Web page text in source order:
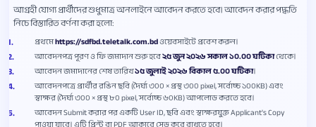
আগ্রহী যোগ্য প্রার্থীদের শুধুমাত্র অনলাইনে আবেদন করতে হবে। আবেদন করার পদ্ধতি
নিচে বিস্তারিত বর্ণনা করা হলো:
প্রথমেhttps://sdfbd.teletalk.com.bdওয়েবসাইটে প্রবেশ করুন।
আবেদনপত্র পূরণ ও ফি জমাদান শুরু হবে২৫ জুন ২০২৬ সকাল ১০.০০ ঘটিকাথেকে।
আবেদন জমাদানের শেষ তারিখ১৫ জুলাই ২০২৬ বিকাল ৫.০০ ঘটিকা।
আবেদনপত্রে প্রার্থীর রঙিন ছবি (দৈর্ঘ্য ৩০০ × প্রস্থ ৩০০ pixel, সর্বোচ্চ ১০০KB) এবং
স্বাক্ষর (দৈর্ঘ্য ৩০০ × প্রস্থ ৮০ pixel, সর্বোচ্চ ৬০KB) আপলোড করতে হবে।
আবেদন Submit করার পর একটি User ID, ছবি এবং স্বাক্ষরযুক্ত Applicant's Copy